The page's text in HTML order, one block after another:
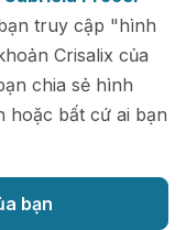
truy cập "hình
Crisalix của
chia sẻ hình
hoặc bất cứ ai bạn
bạn